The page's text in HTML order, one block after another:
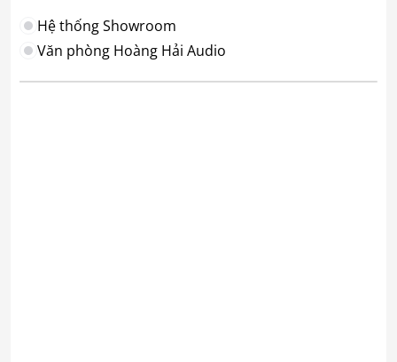
Hệ thống Showroom
Văn phòng Hoàng Hải Audio